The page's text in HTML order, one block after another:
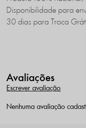
Disponibilidade para
30 dias para Troca
Avaliações
Escrever avaliação
Nenhuma avaliação